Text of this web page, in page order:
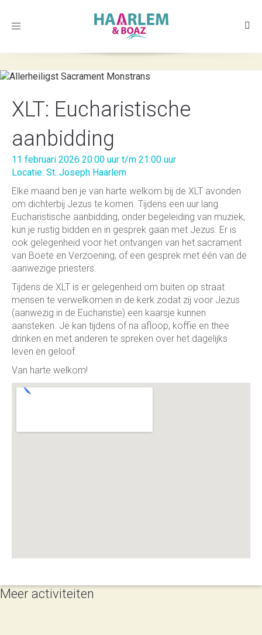
Toggle
XLT: Eucharistische
aanbidding
11 februari 2026 20:00 uur t/m 21:00 uur
Locatie: St. Joseph Haarlem
Elke maand ben je van harte welkom bij de XLT avonden
om dichterbij Jezus te komen. Tijdens een uur lang
Eucharistische aanbidding, onder begeleiding van muziek,
kun je rustig bidden en in gesprek gaan met Jezus. Er is
ook gelegenheid voor het ontvangen van het sacrament
van Boete en Verzoening, of een gesprek met één van de
aanwezige priesters.
Tijdens de XLT is er gelegenheid om buiten op straat
mensen te verwelkomen in de kerk zodat zij voor Jezus
(aanwezig in de Eucharistie) een kaarsje kunnen
aansteken. Je kan tijdens of na afloop, koffie en thee
drinken en met anderen te spreken over het dagelijks
leven en geloof.
Van harte welkom!
Meer activiteiten